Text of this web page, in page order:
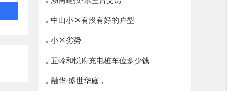
中山小区有没有好的户型
小区劣势
五岭和悦府充电桩车位多少钱
融华·盛世华庭，